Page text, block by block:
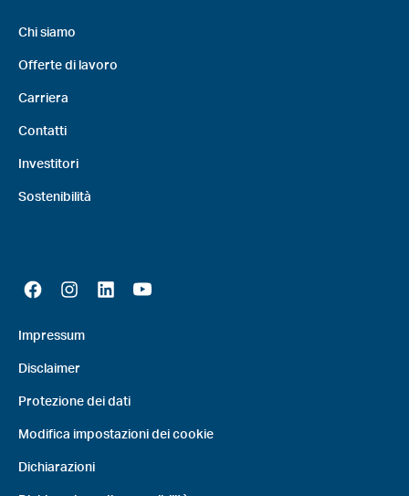
Chi siamo
Offerte di lavoro
Carriera
Contatti
Investitori
Sostenibilità
Impressum
Disclaimer
Protezione dei dati
Modifica impostazioni dei cookie
Dichiarazioni